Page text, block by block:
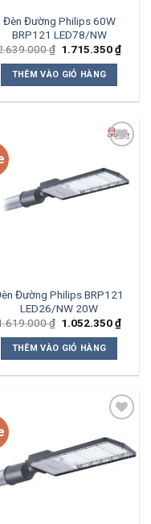
Đèn Đường Philips 60W
BRP121 LED78/NW
₫ Giá
là:
2.639.000 ₫.
1.715.350₫Giá
THÊM VÀO GIỎ HÀNG
Add to
Đường Philips BRP121
LED26/NW 20W
₫ Giá
là:
1.619.000 ₫.
1.052.350₫Giá
THÊM VÀO GIỎ HÀNG
Add to